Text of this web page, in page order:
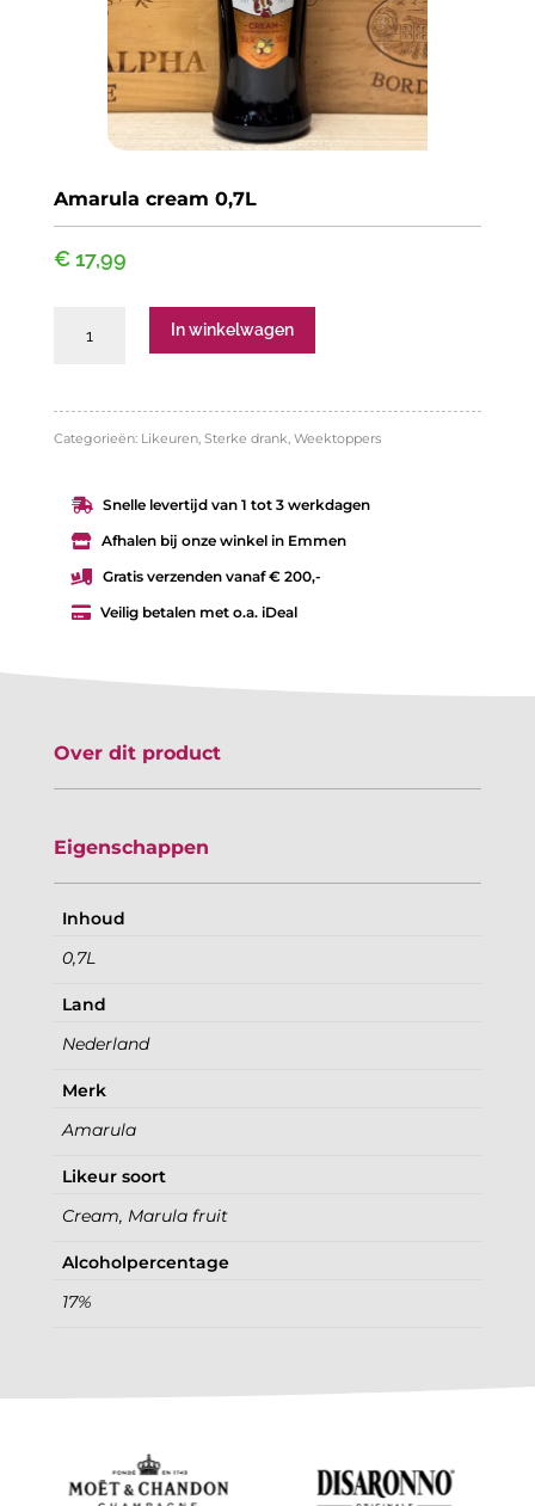
Amarula cream 0,7L
€17,99
aantal
In winkelwagen
Categorieën: Likeuren, Sterke drank Weektoppers
 Snelle levertijd van 1 tot 3 werkdagen
 Afhalen bij onze winkel in Emmen
 Gratis verzenden vanaf € 200,-
 Veilig betalen met o.a. iDeal
Over dit product
Eigenschappen
Inhoud
0,7L
Land
Nederland
Merk
Amarula
Likeur soort
Cream, Marula fruit
Alcoholpercentage
17%